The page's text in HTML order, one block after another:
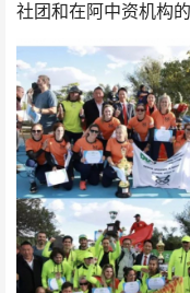
社团和在阿中资机构